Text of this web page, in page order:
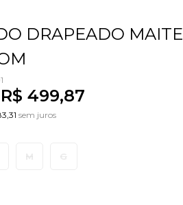
DRAPEADO MAITE
R$ 499,87
sem juros
M G